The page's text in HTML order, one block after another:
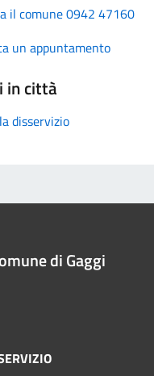
il comune 0942 47160
un appuntamento
in città
disservizio
di Gaggi